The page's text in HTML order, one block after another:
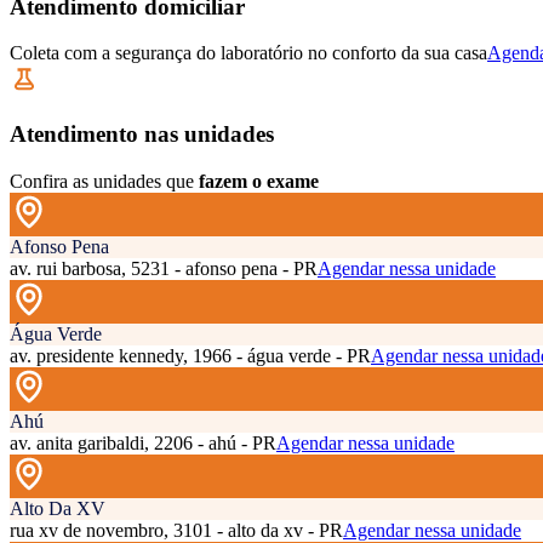
Atendimento domiciliar
Coleta com a segurança do laboratório no conforto da sua casa
Atendimento nas unidades
Confira as unidades que fazem o exame
Afonso Pena
av. rui barbosa, 5231 - afonso pena - PRAgendar nessa unidade
Água Verde
av. presidente kennedy, 1966 - água verde - PRAgendar nessa
Ahú
av. anita garibaldi, 2206 - ahú - PRAgendar nessa unidade
Alto Da XV
rua xv de novembro, 3101 - alto da xv - PRAgendar nessa unidade